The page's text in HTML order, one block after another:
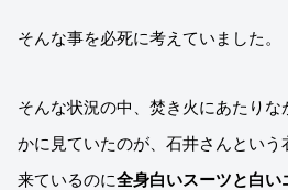
そんな事を必死に考えていました。
そんな状況の中、焚き火にあたり
かに見ていたのが、石井さんという
来ているのに全身白いスーツと白い